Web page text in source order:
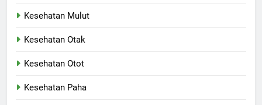
Kesehatan Mulut
Kesehatan Otak
Kesehatan Otot
Kesehatan Paha